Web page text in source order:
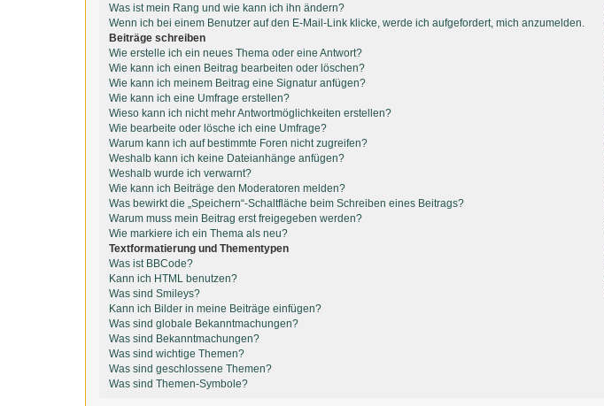
Was ist mein Rang und wie kann ich ihn ändern?
Wenn ich bei einem Benutzer auf den E-Mail-Link klicke, werde ich aufgefordert, mich anzumelden.
Beiträge schreiben
Wie erstelle ich ein neues Thema oder eine Antwort?
Wie kann ich einen Beitrag bearbeiten oder löschen?
Wie kann ich meinem Beitrag eine Signatur anfügen?
Wie kann ich eine Umfrage erstellen?
Wieso kann ich nicht mehr Antwortmöglichkeiten erstellen?
Wie bearbeite oder lösche ich eine Umfrage?
Warum kann ich auf bestimmte Foren nicht zugreifen?
Weshalb kann ich keine Dateianhänge anfügen?
Weshalb wurde ich verwarnt?
Wie kann ich Beiträge den Moderatoren melden?
Was bewirkt die „Speichern“-Schaltfläche beim Schreiben eines Beitrags?
Warum muss mein Beitrag erst freigegeben werden?
Wie markiere ich ein Thema als neu?
Textformatierung und Thementypen
Was ist BBCode?
Kann ich HTML benutzen?
Was sind Smileys?
Kann ich Bilder in meine Beiträge einfügen?
Was sind globale Bekanntmachungen?
Was sind Bekanntmachungen?
Was sind wichtige Themen?
Was sind geschlossene Themen?
Was sind Themen-Symbole?